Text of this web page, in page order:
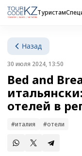
Туристам
Назад
30 июля 2024, 13:50
Bed and
отелей в
#италия #отели